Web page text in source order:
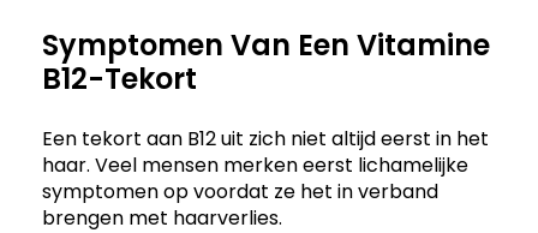
Symptomen Van Een Vitamine
B12-Tekort
Een tekort aan B12 uit zich niet altijd eerst in het
haar. Veel mensen merken eerst lichamelijke
symptomen op voordat ze het in verband
brengen met haarverlies.